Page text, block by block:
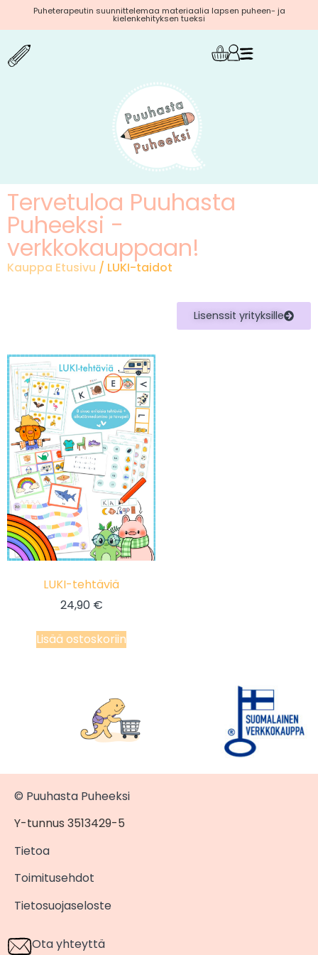
Puheterapeutin suunnittelemaa materiaalia lapsen puheen- ja
kielenkehityksen tueksi
Tervetuloa Puuhasta
Puheeksi -
verkkokauppaan!
Kauppa Etusivu / LUKI-taidot
Lisenssit yrityksille
LUKI-tehtäviä
24,90 €
Lisää ostoskoriin
© Puuhasta Puheeksi
Y-tunnus 3513429-5
Tietoa
Toimitusehdot
Tietosuojaseloste
Ota yhteyttä